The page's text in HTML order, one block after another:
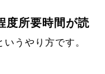
度所要時間が読
いうやり方です。